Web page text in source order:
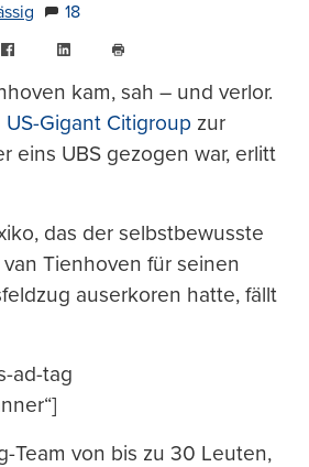
18
FacebookLinkedIn
drucken
kam, sah – und verlor.
US-Gigant Citigroup zur
eins UBS gezogen war, erlitt
das der selbstbewusste
Tienhoven für seinen
auserkoren hatte, fällt
ad-tag
Team von bis zu 30 Leuten,